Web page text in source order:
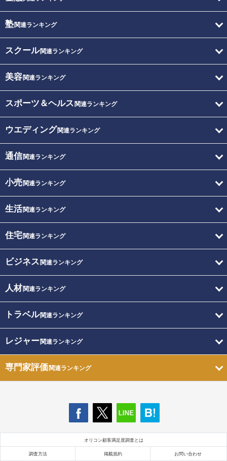
塾関連ランキング
スクール関連ランキング
美容関連ランキング
スポーツ＆ヘルス 関連ランキング
ウエディング関連ランキング
通信関連ランキング
小売関連ランキング
生活関連ランキング
住宅関連ランキング
ビジネス 関連ランキング
人材関連ランキング
トラベル関連ランキング
レジャー関連ランキング
専門家評価関連ランキング
オリコン顧客満足度調査とは
調査方法 掲載規約 お問い合わせ